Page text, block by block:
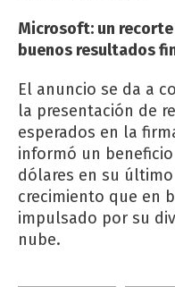
Microsoft: un
buenos resultados
El anuncio se da a
la presentación de
esperados en la
informó un
dólares en su
crecimiento que en
impulsado por su
nube.